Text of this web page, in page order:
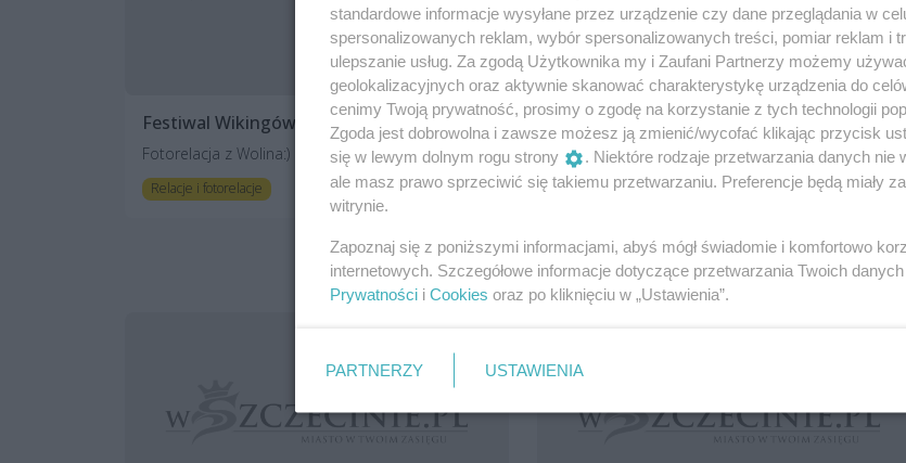
Festiwal Wikingów
Fotorelacja z Wolina:)
Relacje i fotorelacje 19 lat temu
Coś dla koneserów
Pierwsza Noc Europejskiej Kinematografii już za
nami. Bezsprzecznie warto było w niej
standardowe informacje wysyłane przez urządzenie czy dane przeglądania w
spersonalizowanych reklam, wybór spersonalizowanych treści, pomiar reklam i
ulepszanie usług. Za zgodą Użytkownika my i Zaufani Partnerzy możemy
geolokalizacyjnych oraz aktywnie skanować charakterystykę urządzenia do
cenimy Twoją prywatność, prosimy o zgodę na korzystanie z tych technologii
Zgoda jest dobrowolna i zawsze możesz ją zmienić/wycofać klikając przycisk
się w lewym dolnym rogu strony
. Niektóre rodzaje przetwarzania danych nie
ale masz prawo sprzeciwić się takiemu przetwarzaniu. Preferencje będą miały
witrynie.
Zapoznaj się z poniższymi informacjami, abyś mógł świadomie i komfortowo
internetowych. Szczegółowe informacje dotyczące przetwarzania Twoich
Prywatności i Cookies oraz po kliknięciu w „Ustawienia”.
PARTNERZY USTAWIENIA